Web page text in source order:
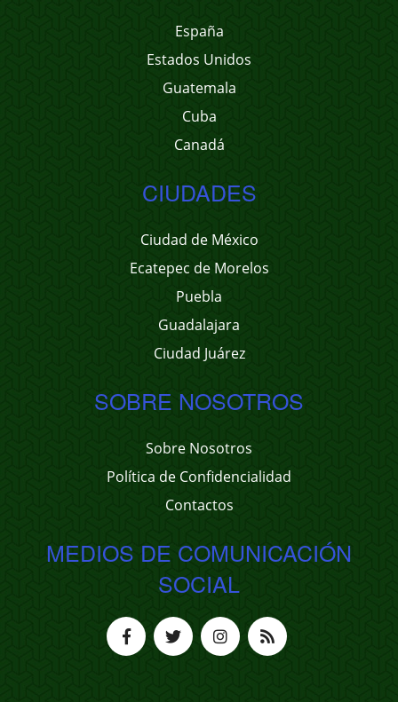
España
Estados Unidos
Guatemala
Cuba
Canadá
CIUDADES
Ciudad de México
Ecatepec de Morelos
Puebla
Guadalajara
Ciudad Juárez
SOBRE NOSOTROS
Sobre Nosotros
Política de Confidencialidad
Contactos
MEDIOS DE COMUNICACIÓN
SOCIAL